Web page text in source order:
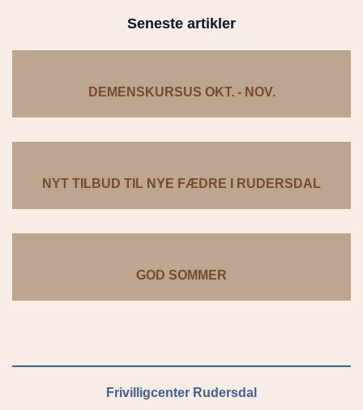
Seneste artikler
DEMENSKURSUS OKT. - NOV.
NYT TILBUD TIL NYE FÆDRE I RUDERSDAL
GOD SOMMER
Frivilligcenter Rudersdal